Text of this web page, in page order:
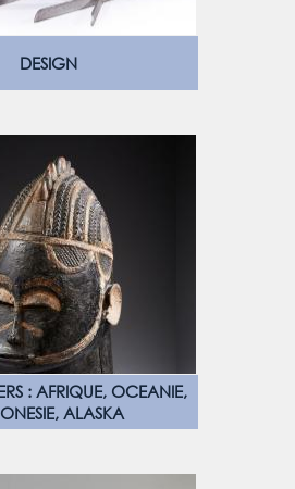
DESIGN
: AFRIQUE, OCEANIE,
ALASKA